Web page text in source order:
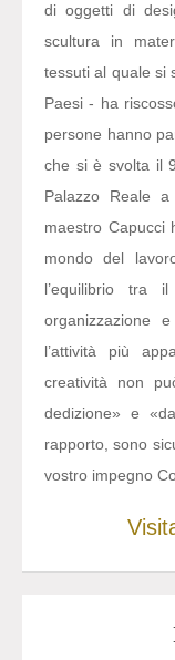
di oggetti di
scultura in
tessuti al quale si
Paesi - ha
persone hanno
che si è svolta il
Palazzo Reale
maestro Capucci
mondo del
l’equilibrio tra
organizzazione
l’attività più
creatività non
dedizione» e
rapporto, sono
vostro impegno